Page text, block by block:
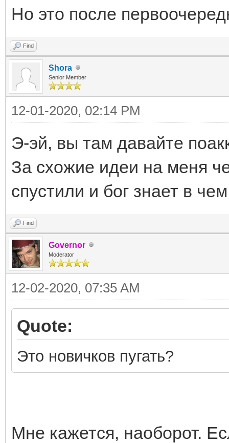
Но это после
Find
Shora
Senior Member
12-01-2020, 02:14 PM
Э-эй, вы там давайте
За схожие идеи на меня
спустили и бог знает в
Find
Governor
Moderator
12-02-2020, 07:35 AM
Quote:
Это новичков пугать?
Мне кажется, наоборот.